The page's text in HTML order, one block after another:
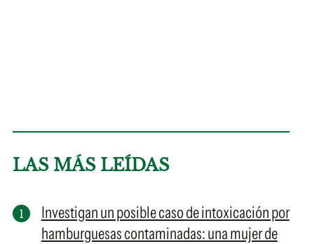
LAS MÁS LEÍDAS
Investigan un posible caso de intoxicación por
hamburguesas contaminadas: una mujer de